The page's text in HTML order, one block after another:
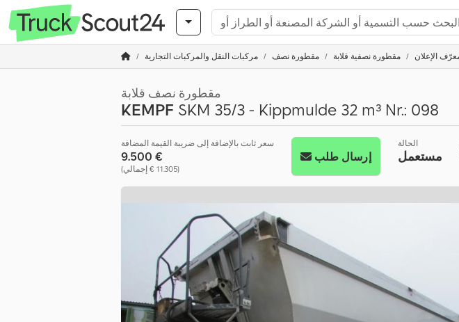
مركبات النقل والمركبات التجارية مقطورة نصف مقطورة نصفية قلابة
مقطورة نصف قلابة
KEMPF SKM 35/3 - Kippmulde 32 m³ Nr.: 098
سعر ثابت بالإضافة إلى ضريبة القيمة المضافة
‏9.500 €
(‏11.305 € إجمالي)
إرسال طلب
الحالة
مستعمل